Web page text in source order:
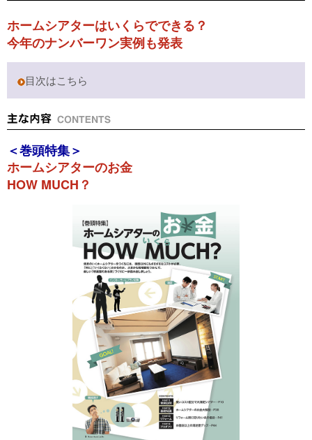
Kindleストア
楽天Kobo
Fujisan.co.jp
ZASSI-ONLINE
ブックパス
BookLive
ebookJapan
ホームシアターはいくらでできる？
今年のナンバーワン実例も発表
目次はこちら
＜巻頭特集＞
ホームシアターのお金
HOW MUCH？